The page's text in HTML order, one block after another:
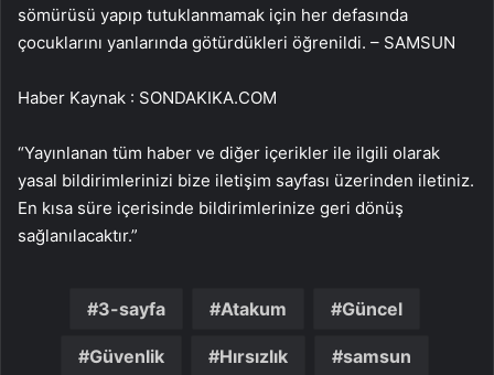
sömürüsü yapıp tutuklanmamak için her defasında
çocuklarını yanlarında götürdükleri öğrenildi. – SAMSUN
Haber Kaynak : SONDAKIKA.COM
“Yayınlanan tüm haber ve diğer içerikler ile ilgili olarak
yasal bildirimlerinizi bize iletişim sayfası üzerinden iletiniz.
En kısa süre içerisinde bildirimlerinize geri dönüş
sağlanılacaktır.”
3-sayfa Atakum Güncel
Güvenlik Hırsızlık samsun